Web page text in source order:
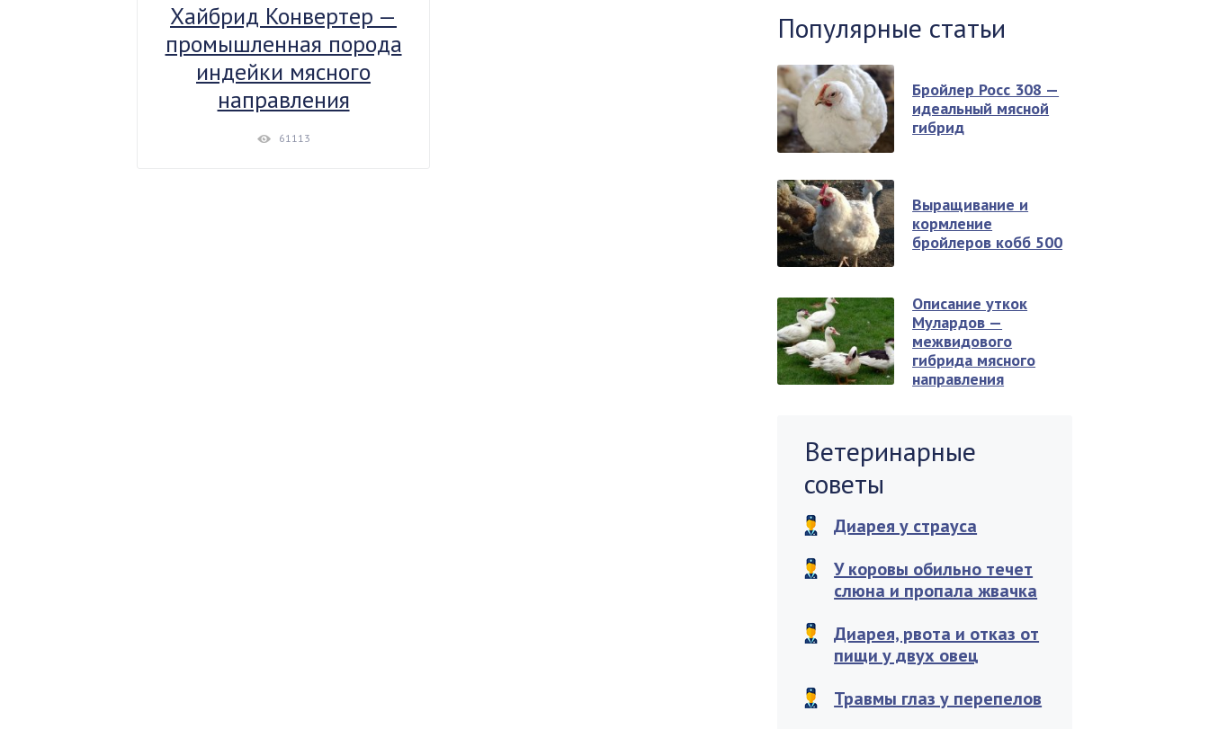
Хайбрид Конвертер —
промышленная порода
индейки мясного
направления
61113
Популярные статьи
Бройлер Росс 308 —
идеальный мясной
гибрид
Выращивание и
кормление
бройлеров кобб 500
Описание уткок
Мулардов —
межвидового
гибрида мясного
направления
Ветеринарные
советы
Диарея у страуса
У коровы обильно течет
слюна и пропала жвачка
Диарея, рвота и отказ от
пищи у двух овец
Травмы глаз у перепелов